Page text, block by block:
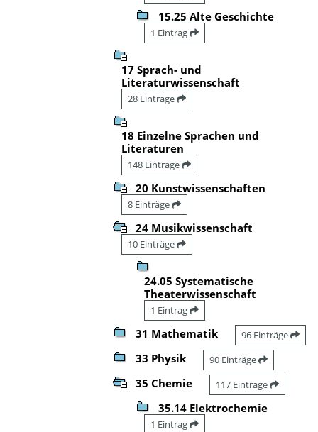
15.25 Alte Geschichte
1 Eintrag
17 Sprach- und
Literaturwissenschaft
28 Einträge
18 Einzelne Sprachen und
Literaturen
148 Einträge
20 Kunstwissenschaften
8 Einträge
24 Musikwissenschaft
10 Einträge
24.05 Systematische
Theaterwissenschaft
1 Eintrag
31 Mathematik 96 Einträge
33 Physik 90 Einträge
35 Chemie 117 Einträge
35.14 Elektrochemie
1 Eintrag